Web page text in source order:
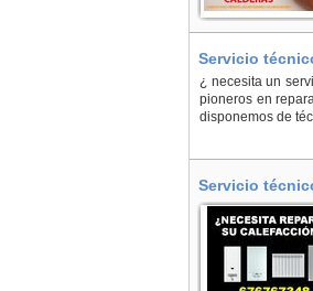
Servicio
¿ necesita un
pioneros en
disponemos de
Servicio